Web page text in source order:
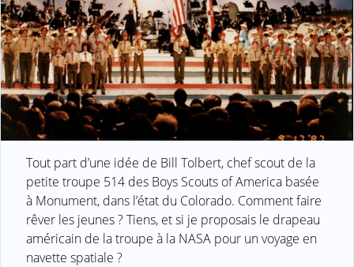
Tout part d’une idée de Bill Tolbert, chef scout de la
petite troupe 514 des Boys Scouts of America basée
à Monument, dans l’état du Colorado. Comment faire
rêver les jeunes ? Tiens, et si je proposais le drapeau
américain de la troupe à la NASA pour un voyage en
navette spatiale ?